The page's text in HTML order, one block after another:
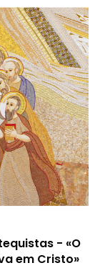
- «O
em Cristo»